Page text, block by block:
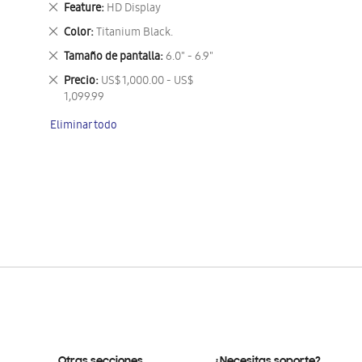
Feature HD Display
Eliminar
este
artículo
Color Titanium Black.
Eliminar
este
artículo
Tamaño de pantalla 6.0" - 6.9"
Eliminar
este
artículo
Precio US$ 1,000.00 - US$
1,099.99
Eliminar
este
Eliminar todo